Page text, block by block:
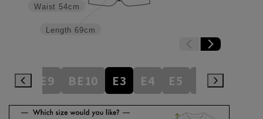
Length 69cm
Waist 54cm
BE9 BE10 E3 E4 E5 E6